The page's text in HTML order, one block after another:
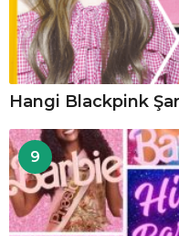
Hangi Blackpink
9